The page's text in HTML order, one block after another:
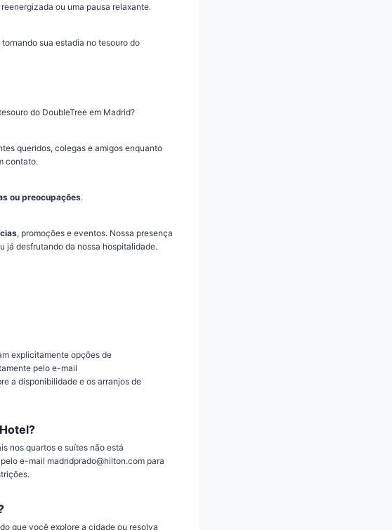
ou uma pausa relaxante.
sua estadia no tesouro do
do DoubleTree em Madrid?
queridos, colegas e amigos enquanto
contato.
ou preocupações.
, promoções e eventos. Nossa presença
já desfrutando da nossa hospitalidade.
explicitamente opções de
pelo e-mail
a disponibilidade e os arranjos de
nos quartos e suítes não está
e-mail madridprado@hilton.com para
que você explore a cidade ou resolva